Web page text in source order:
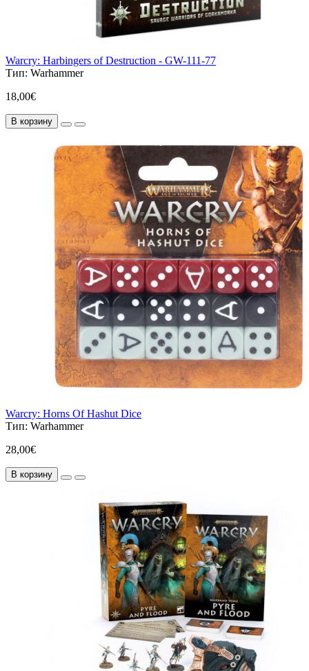
Warcry: Harbingers of Destruction - GW-111-77
Тип: Warhammer
18,00€
В корзину
Warcry: Horns Of Hashut Dice
Тип: Warhammer
28,00€
В корзину